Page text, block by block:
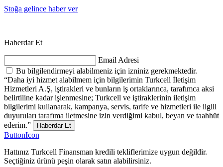
Stoğa gelince haber ver
Haberdar Et
Email Adresi
Bu bilgilendirmeyi alabilmeniz için izniniz gerekmektedir.
“Daha iyi hizmet alabilmem için bilgilerimin Turkcell İletişim
Hizmetleri A.Ş, iştirakleri ve bunların iş ortaklarınca, tarafımca aksi
belirtiline kadar işlenmesine; Turkcell ve iştiraklerinin iletişim
bilgilerimi kullanarak, kampanya, servis, tarife ve hizmetleri ile ilgili
duyuruları tarafıma iletmesine izin verdiğimi kabul, beyan ve taahhüt
ederim.”
Haberdar Et
ButtonIcon
Hattınız Turkcell Finansman kredili tekliflerimize uygun değildir.
Seçtiğiniz ürünü peşin olarak satın alabilirsiniz.